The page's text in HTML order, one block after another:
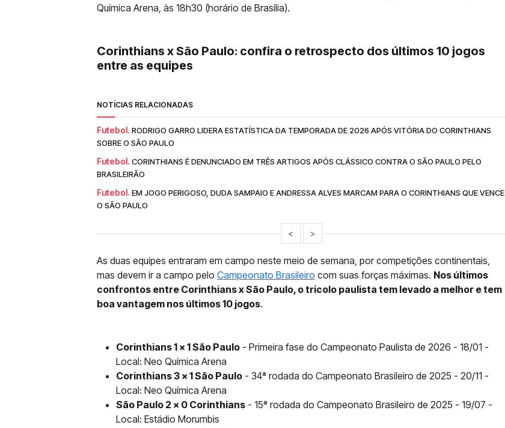
Química Arena, às 18h30 (horário de Brasília).
Corinthians x São Paulo: confira o retrospecto dos últimos 10 jogos
entre as equipes
NOTÍCIAS RELACIONADAS
Futebol. RODRIGO GARRO LIDERA ESTATÍSTICA DA TEMPORADA DE 2026 APÓS VITÓRIA DO CORINTHIANS
SOBRE O SÃO PAULO
Futebol. CORINTHIANS É DENUNCIADO EM TRÊS ARTIGOS APÓS CLÁSSICO CONTRA O SÃO PAULO PELO
BRASILEIRÃO
Futebol. EM JOGO PERIGOSO, DUDA SAMPAIO E ANDRESSA ALVES MARCAM PARA O CORINTHIANS QUE VENCE
O SÃO PAULO
< >
As duas equipes entraram em campo neste meio de semana, por competições continentais,
mas devem ir a campo pelo Campeonato Brasileiro com suas forças máximas. Nos últimos
confrontos entre Corinthians x São Paulo, o tricolo paulista tem levado a melhor e tem
boa vantagem nos últimos 10 jogos.
Corinthians 1 x 1 São Paulo - Primeira fase do Campeonato Paulista de 2026 - 18/01 -
Local: Neo Química Arena
Corinthians 3 x 1 São Paulo - 34ª rodada do Campeonato Brasileiro de 2025 - 20/11 -
Local: Neo Química Arena
São Paulo 2 x 0 Corinthians - 15ª rodada do Campeonato Brasileiro de 2025 - 19/07 -
Local: Estádio Morumbis